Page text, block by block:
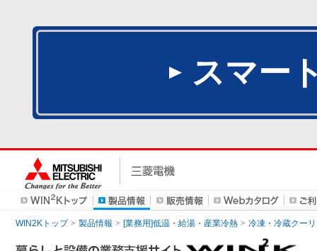
スマー
WIN2Kトップ 製品情報 [業務用]低温・給湯・産業冷熱 冷凍・冷蔵クー